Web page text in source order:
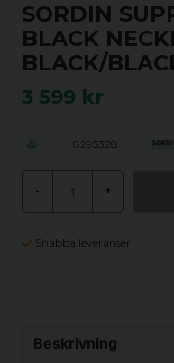
SORDIN
BLACK
BLACK/
3 599 kr
8295328
- +
Snabba leveranser
Beskrivning